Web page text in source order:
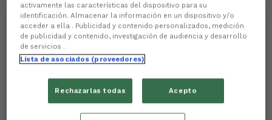
activamente las características del dispositivo para su
identificación. Almacenar la información en un dispositivo y/o
acceder a ella . Publicidad y contenido personalizados, medición
de publicidad y contenido, investigación de audiencia y desarrollo
de servicios .
Lista de asociados (proveedores)
Rechazarlas todas Acepto